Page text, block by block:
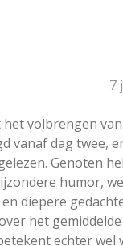
7
volbrengen
vanaf dag twee,
Genoten
humor,
diepere
het
echter wel